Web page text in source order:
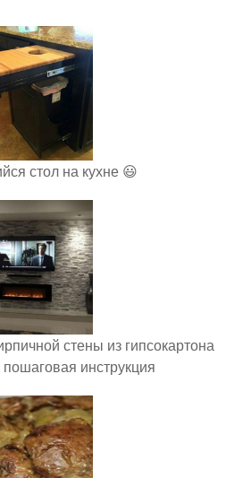
стол на кухне 😃
стены из гипсокартона
инструкция